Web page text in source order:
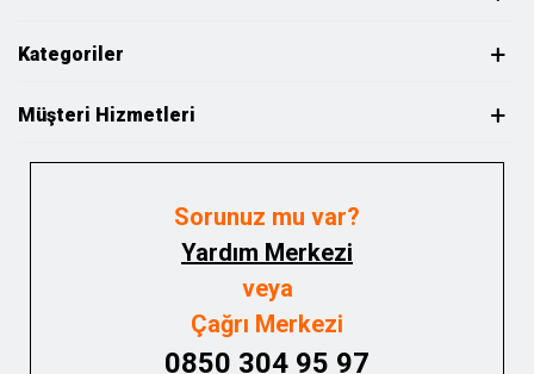
Kategoriler
Müşteri Hizmetleri
Sorunuz mu var?
Yardım Merkezi
veya
Çağrı Merkezi
0850 304 95 97